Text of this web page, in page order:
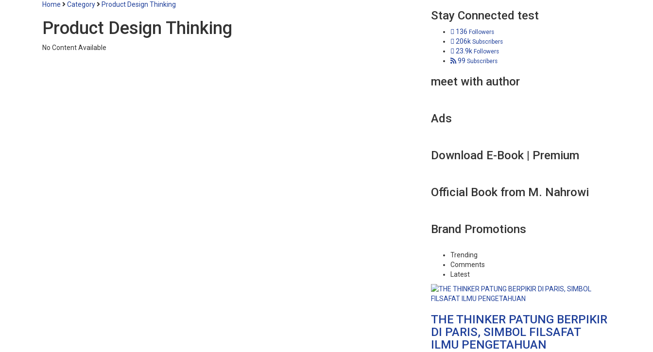
Home
Category Product Design Thinking
Product Design Thinking
No Content Available
Stay Connected test
136 Followers
206k Subscribers
23.9k Followers
99 Subscribers
meet with author
Ads
Download E-Book | Premium
Official Book from M. Nahrowi
Brand Promotions
Trending
Comments
Latest
THE THINKER PATUNG BERPIKIR
DI PARIS, SIMBOL FILSAFAT
ILMU PENGETAHUAN